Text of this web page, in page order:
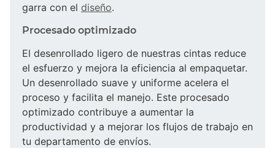
garra con el diseño.
Procesado optimizado
El desenrollado ligero de nuestras cintas reduce
el esfuerzo y mejora la eficiencia al empaquetar.
Un desenrollado suave y uniforme acelera el
proceso y facilita el manejo. Este procesado
optimizado contribuye a aumentar la
productividad y a mejorar los flujos de trabajo en
tu departamento de envíos.